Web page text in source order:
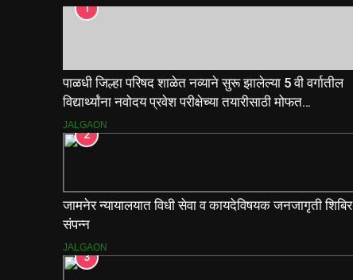
1
पाळधी जिल्हा परिषद शाळेत नव्याने सुरू झालेल्या 5 वी वर्गातील
विद्यार्थ्यांना नवोदय प्रवेश परीक्षेच्या तयारीसाठी मोफत
मार्गदर्शिकांचे वाटप.
JALGAON
2
जामनेर न्यायालयात विधी सेवा व कायदेविषयक जनजागृती शिबिर
संपन्न
JALGAON
3